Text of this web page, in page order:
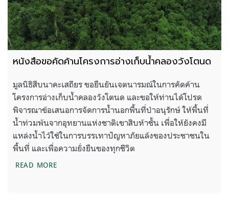
หนังสือขอคัดค้านโครงการอ่างเก็บน้ำคลองวังโตนด
มูลนิธิสีบนาคะเสถียร ขอยืนยันเจตนารมณ์ในการคัดค้าน
โครงการอ่างเก็บน้ำคลองวังโตนด และขอให้ท่านได้โปรด
พิจารณาข้อเสนอการจัดการน้ำนอกพื้นที่ป่าอนุรักษ์ ให้พื้นที่
น้ำท่วมพ้นจากอุทยานแห่งชาติเขาสิบห้าชั้น เพื่อให้ยังคงมี
แหล่งน้ำไว้ใช้ในการบรรเทาปัญหาภัยแล้งของประชาชนใน
พื้นที่ และเพื่อความยั่งยืนของทุกชีวิต
READ MOREหนังสือขอคัดค้านโครงการอ่างเก็บน้ำคลองวังโตนด